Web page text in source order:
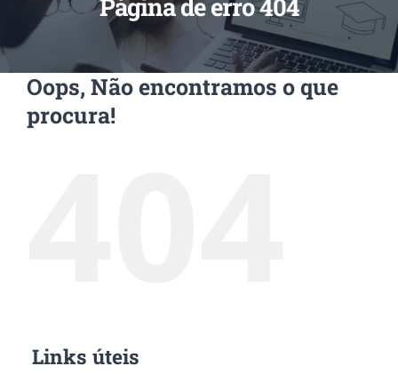
Oops, Não encontramos o que
procura!
Links úteis